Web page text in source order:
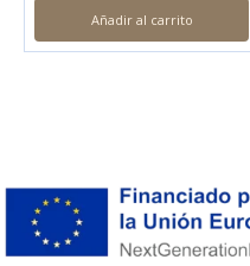
Añadir al carrito